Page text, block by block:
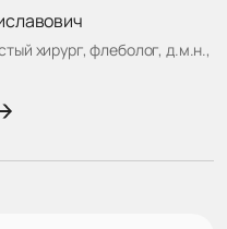
хирург, флеболог, д.м.н.,